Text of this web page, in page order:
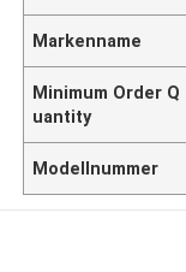
Markenname
Minimum Order Q
uantity
Modellnummer